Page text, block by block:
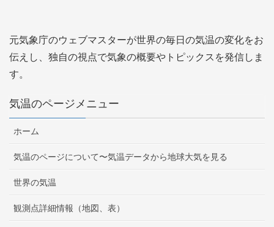
元気象庁のウェブマスターが世界の毎日の気温の変化をお
伝えし、独自の視点で気象の概要やトピックスを発信しま
す。
気温のページメニュー
ホーム
気温のページについて〜気温データから地球大気を見る
世界の気温
観測点詳細情報（地図、表）